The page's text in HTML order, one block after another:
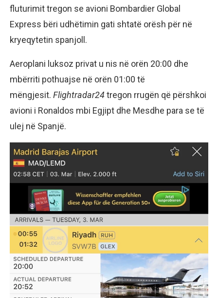
fluturimit tregon se avioni Bombardier Global
Express bëri udhëtimin gati shtatë orësh për në
kryeqytetin spanjoll.
Aeroplani luksoz privat u nis në orën 20:00 dhe
mbërriti pothuajse në orën 01:00 të
mëngjesit. Flightradar24tregon rrugën që përshkoi
avioni i Ronaldos mbi Egjipt dhe Mesdhe para se të
ulej në Spanjë.